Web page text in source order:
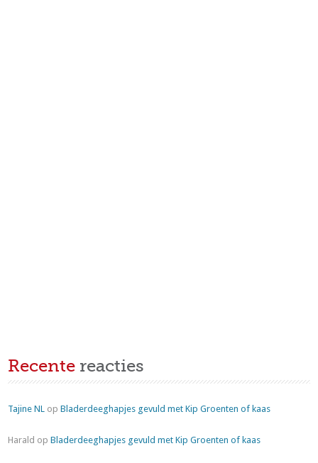
Recente reacties
Tajine NL opBladerdeeghapjes gevuld met Kip Groenten of kaas
Harald opBladerdeeghapjes gevuld met Kip Groenten of kaas